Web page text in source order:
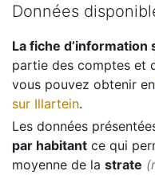
Données
La fiche d’information
partie des comptes et
vous pouvez obtenir en
sur Illartein.
Les données
par habitant ce qui
moyenne de la strate